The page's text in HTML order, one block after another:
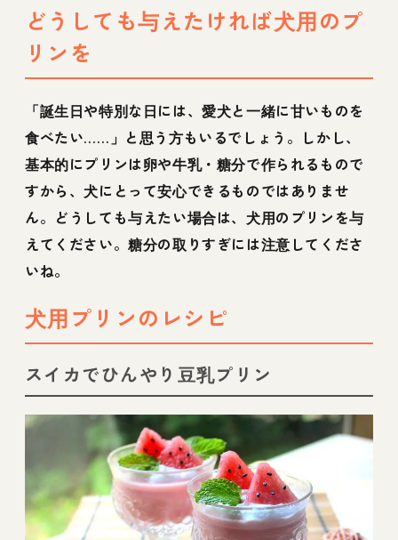
どうしても与えたければ犬用のプ
リンを
「誕生日や特別な日には、愛犬と一緒に甘いものを
食べたい……」と思う方もいるでしょう。しかし、
基本的にプリンは卵や牛乳・糖分で作られるもので
すから、犬にとって安心できるものではありませ
ん。どうしても与えたい場合は、犬用のプリンを与
えてください。糖分の取りすぎには注意してくださ
いね。
犬用プリンのレシピ
スイカでひんやり豆乳プリン